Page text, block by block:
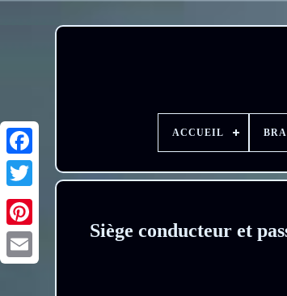
ACCUEIL
Siège conducteur et